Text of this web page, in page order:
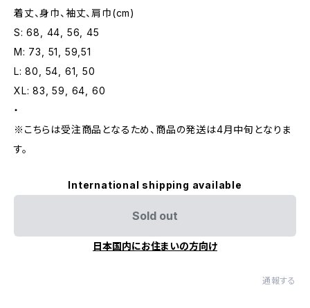
着丈、身巾、袖丈、肩巾(cm)
S: 68, 44, 56, 45
M: 73, 51, 59,51
L: 80, 54, 61, 50
XL: 83, 59, 64, 60
・
※こちらは受注商品となるため、商品の発送は4月中旬となりま
す。
International shipping available
Sold out
日本国内にお住まいの方向け
通報する